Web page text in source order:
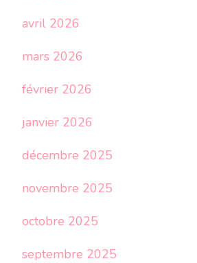
avril 2026
mars 2026
février 2026
janvier 2026
décembre 2025
novembre 2025
octobre 2025
septembre 2025